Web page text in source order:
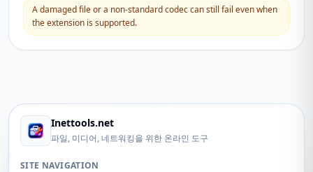
A damaged file or a non-standard codec can still fail even when
the extension is supported.
Inettools.net
파일, 미디어, 네트워킹을 위한 온라인 도구
SITE NAVIGATION